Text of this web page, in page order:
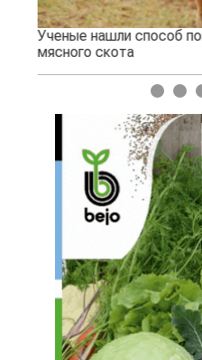
Ученые нашли способ
мясного скота
1 2